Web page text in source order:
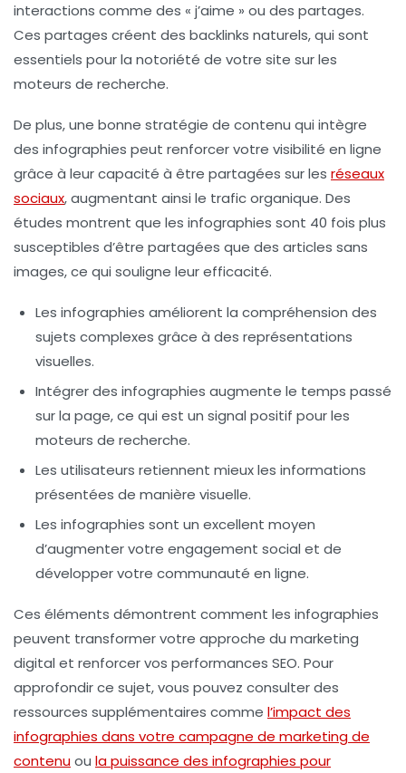
interactions comme des « j’aime » ou des partages.
Ces partages créent des backlinks naturels, qui sont
essentiels pour la notoriété de votre site sur les
moteurs de recherche.
De plus, une bonne stratégie de contenu qui intègre
des infographies peut renforcer votre visibilité en ligne
grâce à leur capacité à être partagées sur les réseaux
sociaux, augmentant ainsi le trafic organique. Des
études montrent que les infographies sont 40 fois plus
susceptibles d’être partagées que des articles sans
images, ce qui souligne leur efficacité.
Les infographies améliorent la compréhension des
sujets complexes grâce à des représentations
visuelles.
Intégrer des infographies augmente le temps passé
sur la page, ce qui est un signal positif pour les
moteurs de recherche.
Les utilisateurs retiennent mieux les informations
présentées de manière visuelle.
Les infographies sont un excellent moyen
d’augmenter votre engagement social et de
développer votre communauté en ligne.
Ces éléments démontrent comment les infographies
peuvent transformer votre approche du marketing
digital et renforcer vos performances SEO. Pour
approfondir ce sujet, vous pouvez consulter des
ressources supplémentaires comme l’impact des
infographies dans votre campagne de marketing de
contenuou la puissance des infographies pour